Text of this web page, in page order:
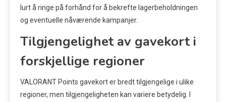
lurt å ringe på forhånd for å bekrefte lagerbeholdningen
og eventuelle nåværende kampanjer.
Tilgjengelighet av gavekort i
forskjellige regioner
VALORANT Points gavekort er bredt tilgjengelige i ulike
regioner, men tilgjengeligheten kan variere betydelig. I